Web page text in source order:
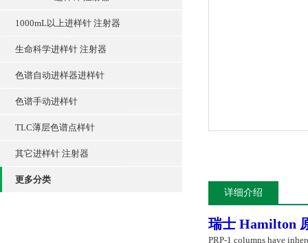
1000mL以上进样针 注射器
生命科学进样针 注射器
色谱自动进样器进样针
色谱手动进样针
TLC薄层色谱点样针
其它进样针 注射器
更多分类
详细介绍
瑞士 Hamilton
PRP-1 columns have